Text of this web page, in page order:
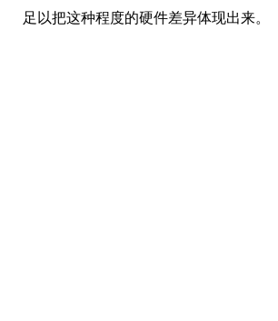
足以把这种程度的硬件差异体现出来。